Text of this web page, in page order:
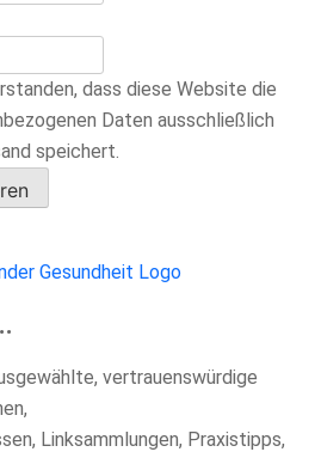
dass diese Website die
Daten ausschließlich
speichert.
vertrauenswürdige
Linksammlungen, Praxistipps,